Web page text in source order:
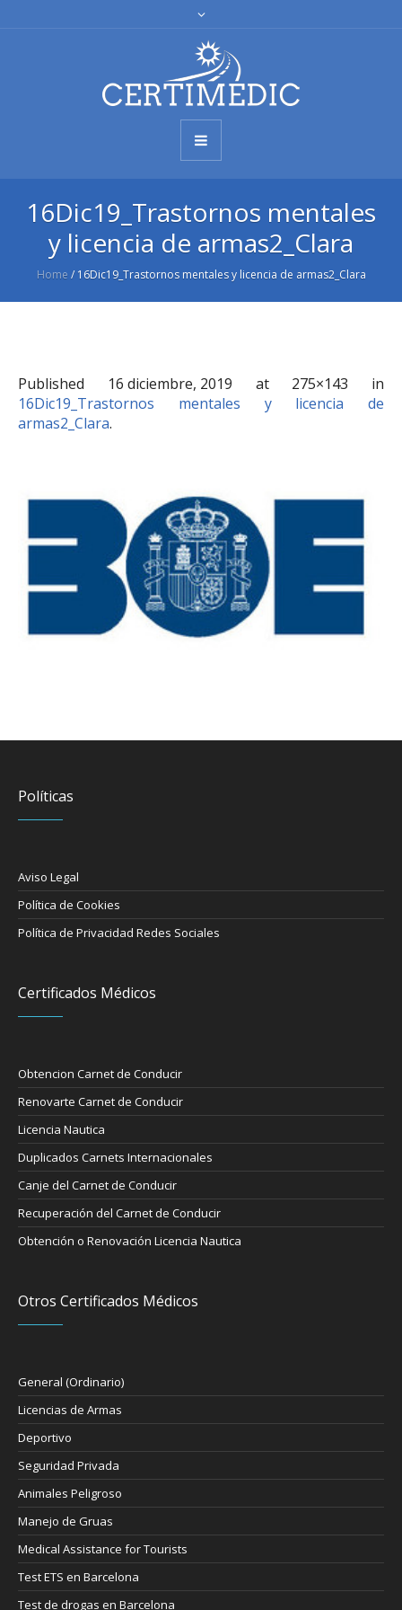
16Dic19_Trastornos mentales
y licencia de armas2_Clara
Home / 16Dic19_Trastornos mentales y licencia de armas2_Clara
Published 16 diciembre, 2019 at 275×143 in
16Dic19_Trastornos mentales y licencia de
armas2_Clara.
Políticas
Aviso Legal
Política de Cookies
Política de Privacidad Redes Sociales
Certificados Médicos
Obtencion Carnet de Conducir
Renovarte Carnet de Conducir
Licencia Nautica
Duplicados Carnets Internacionales
Canje del Carnet de Conducir
Recuperación del Carnet de Conducir
Obtención o Renovación Licencia Nautica
Otros Certificados Médicos
General (Ordinario)
Licencias de Armas
Deportivo
Seguridad Privada
Animales Peligroso
Manejo de Gruas
Medical Assistance for Tourists
Test ETS en Barcelona
Test de drogas en Barcelona